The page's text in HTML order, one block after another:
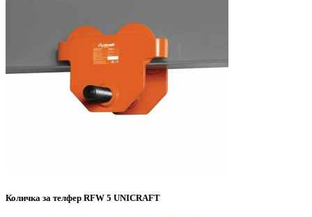
Количка за телфер RFW 5 UNICRAFT